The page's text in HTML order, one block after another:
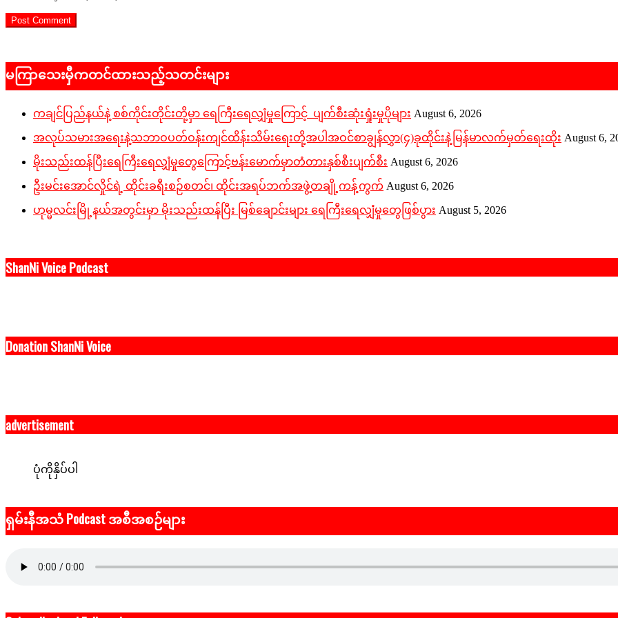
မကြာသေးမှီကတင်ထားသည့်သတင်းများ
ကချင်ပြည်နယ်နဲ့ စစ်ကိုင်းတိုင်းတို့မှာ ရေကြီးရေလျှံမှုကြောင့် ပျက်စီးဆုံးရှုံးမှုပိုများ August 6, 2026
အလုပ်သမားအရေးနဲ့သဘာဝပတ်ဝန်းကျင်ထိန်းသိမ်းရေးတို့အပါအဝင်စာချွန်လွှာ(၄)ခုထိုင်းနဲ့မြန်မာလက်မှတ်ရေးထိုး August 6,
မိုးသည်းထန်ပြီးရေကြီးရေလျှံမှုတွေကြောင့်ဗန်းမောက်မှာတံတားနှစ်စီးပျက်စီး August 6, 2026
ဦးမင်းအောင်လှိုင်ရဲ့ ထိုင်းခရီးစဉ်စတင်၊ ထိုင်းအရပ်ဘက်အဖွဲ့တချို့ကန့်ကွက် August 6, 2026
ဟုမ္မလင်းမြို့နယ်အတွင်းမှာ မိုးသည်းထန်ပြီး မြစ်ချောင်းများ ရေကြီးရေလျှံမှုတွေဖြစ်ပွား August 5, 2026
ShanNi Voice Podcast
Donation ShanNi Voice
advertisement
ပုံကိုနှိပ်ပါ
ရှမ်းနီအသံ Podcast အစီအစဉ်များ